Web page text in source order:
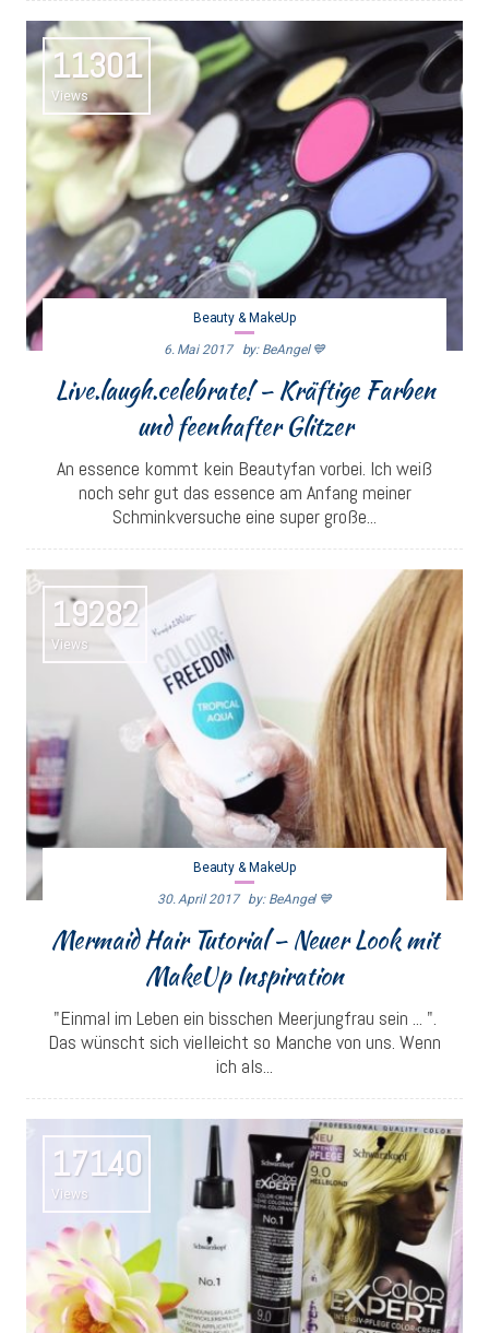
11301
Views
Beauty & MakeUp
6. Mai 2017 By: BeAngel 💙
Live.laugh.celebrate! – Kräftige Farben
und feenhafter Glitzer
An essence kommt kein Beautyfan vorbei. Ich weiß
noch sehr gut das essence am Anfang meiner
Schminkversuche eine super große...
19282
Views
Beauty & MakeUp
30. April 2017 By: BeAngel 💙
Mermaid Hair Tutorial – Neuer Look mit
MakeUp Inspiration
"Einmal im Leben ein bisschen Meerjungfrau sein ... ".
Das wünscht sich vielleicht so Manche von uns. Wenn
ich als...
17140
Views